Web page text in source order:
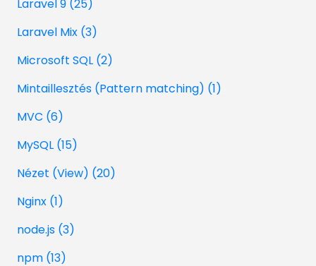
Laravel 9 (25)
Laravel Mix (3)
Microsoft SQL (2)
Mintaillesztés (Pattern matching) (1)
MVC (6)
MySQL (15)
Nézet (View) (20)
Nginx (1)
node.js (3)
npm (13)